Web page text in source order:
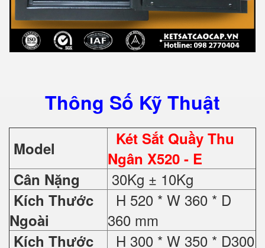
Thông Số Kỹ Thuật
Model
Két Sắt Quầy Thu
Ngân X520 - E
Cân Nặng
30Kg ± 10Kg
Kích Thước
Ngoài
H 520 * W 360 * D
360 mm
Kích Thước
H 300 * W 350 * D300